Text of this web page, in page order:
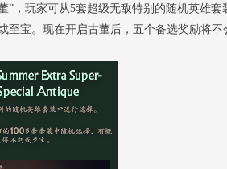
”，玩家可从5套超级无敌特别的随机英雄
至宝。现在开启古董后，五个备选奖励将不